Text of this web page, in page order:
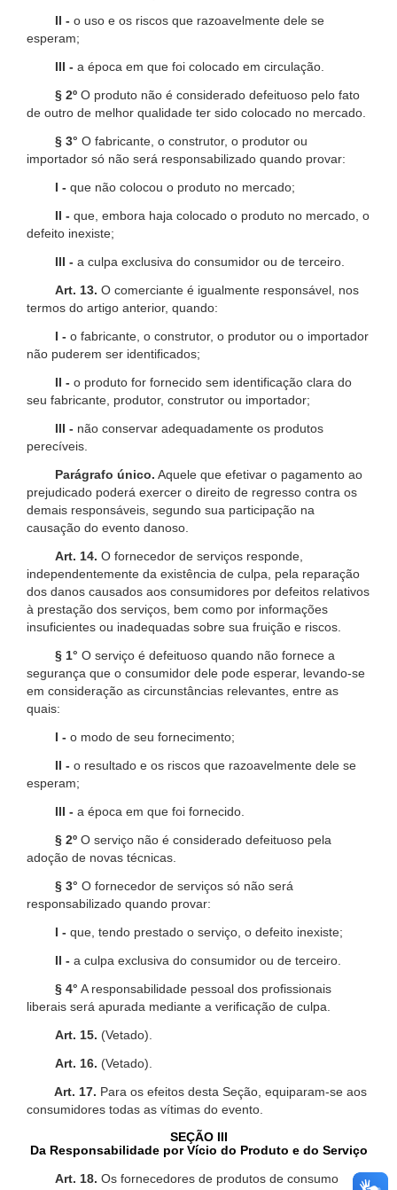
II - o uso e os riscos que razoavelmente dele se
esperam;
III - a época em que foi colocado em circulação.
§ 2º O produto não é considerado defeituoso pelo fato
de outro de melhor qualidade ter sido colocado no mercado.
§ 3° O fabricante, o construtor, o produtor ou
importador só não será responsabilizado quando provar:
I - que não colocou o produto no mercado;
II - que, embora haja colocado o produto no mercado, o
defeito inexiste;
III - a culpa exclusiva do consumidor ou de terceiro.
Art. 13. O comerciante é igualmente responsável, nos
termos do artigo anterior, quando:
I - o fabricante, o construtor, o produtor ou o importador
não puderem ser identificados;
II - o produto for fornecido sem identificação clara do
seu fabricante, produtor, construtor ou importador;
III - não conservar adequadamente os produtos
perecíveis.
Parágrafo único. Aquele que efetivar o pagamento ao
prejudicado poderá exercer o direito de regresso contra os
demais responsáveis, segundo sua participação na
causação do evento danoso.
Art. 14. O fornecedor de serviços responde,
independentemente da existência de culpa, pela reparação
dos danos causados aos consumidores por defeitos relativos
à prestação dos serviços, bem como por informações
insuficientes ou inadequadas sobre sua fruição e riscos.
§ 1° O serviço é defeituoso quando não fornece a
segurança que o consumidor dele pode esperar, levando-se
em consideração as circunstâncias relevantes, entre as
quais:
I - o modo de seu fornecimento;
II - o resultado e os riscos que razoavelmente dele se
esperam;
III - a época em que foi fornecido.
§ 2º O serviço não é considerado defeituoso pela
adoção de novas técnicas.
§ 3° O fornecedor de serviços só não será
responsabilizado quando provar:
I - que, tendo prestado o serviço, o defeito inexiste;
II - a culpa exclusiva do consumidor ou de terceiro.
§ 4° A responsabilidade pessoal dos profissionais
liberais será apurada mediante a verificação de culpa.
Art. 15. (Vetado).
Art. 16. (Vetado).
Art. 17. Para os efeitos desta Seção, equiparam-se aos
consumidores todas as vítimas do evento.
SEÇÃO III
Da Responsabilidade por Vício do Produto e do Serviço
Art. 18. Os fornecedores de produtos de consumo